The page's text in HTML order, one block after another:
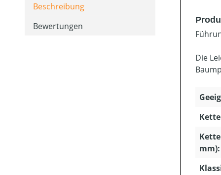
Beschreibung
Bewertungen
Die
mm):